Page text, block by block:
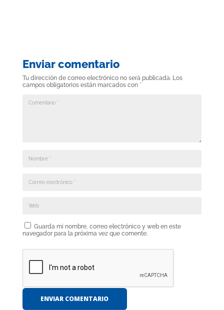
Enviar comentario
Tu dirección de correo electrónico no será publicada. Los
campos obligatorios están marcados con *
Guarda mi nombre, correo electrónico y web en este
navegador para la próxima vez que comente.